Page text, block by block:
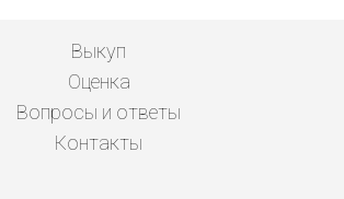
Выкуп
Оценка
Вопросы и ответы
Контакты